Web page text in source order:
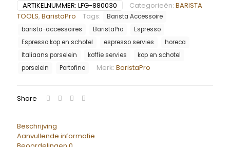
ARTIKELNUMMER: LFG-880030 Categorieën: BARISTA
TOOLS, BaristaPro Tags:
Barista Accessoire
barista-accessoires
BaristaPro
Espresso
Espresso kop en schotel
espresso servies
horeca
Italiaans porselein
koffie servies
kop en schotel
porselein
Portofino Merk: BaristaPro
Share
Beschrijving
Aanvullende informatie